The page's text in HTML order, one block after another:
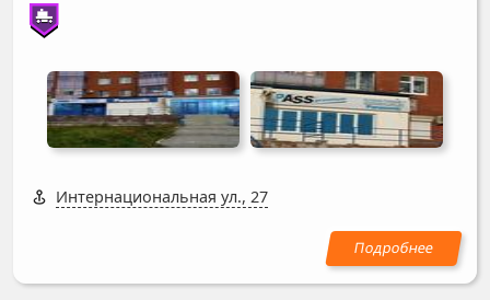
Интернациональная ул., 27